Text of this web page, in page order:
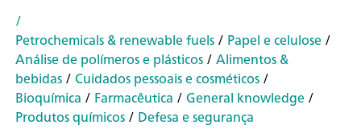
/
Petrochemicals & renewable fuels/ Papel e celulose/
Análise de polímeros e plásticos/Alimentos &
bebidas/ Cuidados pessoais e cosméticos/
Bioquímica / Farmacêutica /General knowledge/
Produtos químicos/ Defesa e segurança